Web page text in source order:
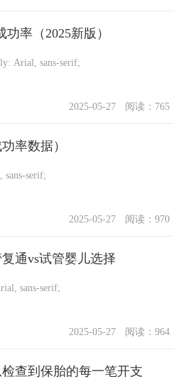
率（2025新版）
费用/流程/成功率详解body { font-family: Arial, sans-serif;
2025-05-27 阅读：765
率数据）
font-family: Arial, sans-serif;
2025-05-27 阅读：970
通vs试管婴儿选择
解body { font-family: Arial, sans-serif;
2025-05-27 阅读：964
查到保胎的每一笔开支